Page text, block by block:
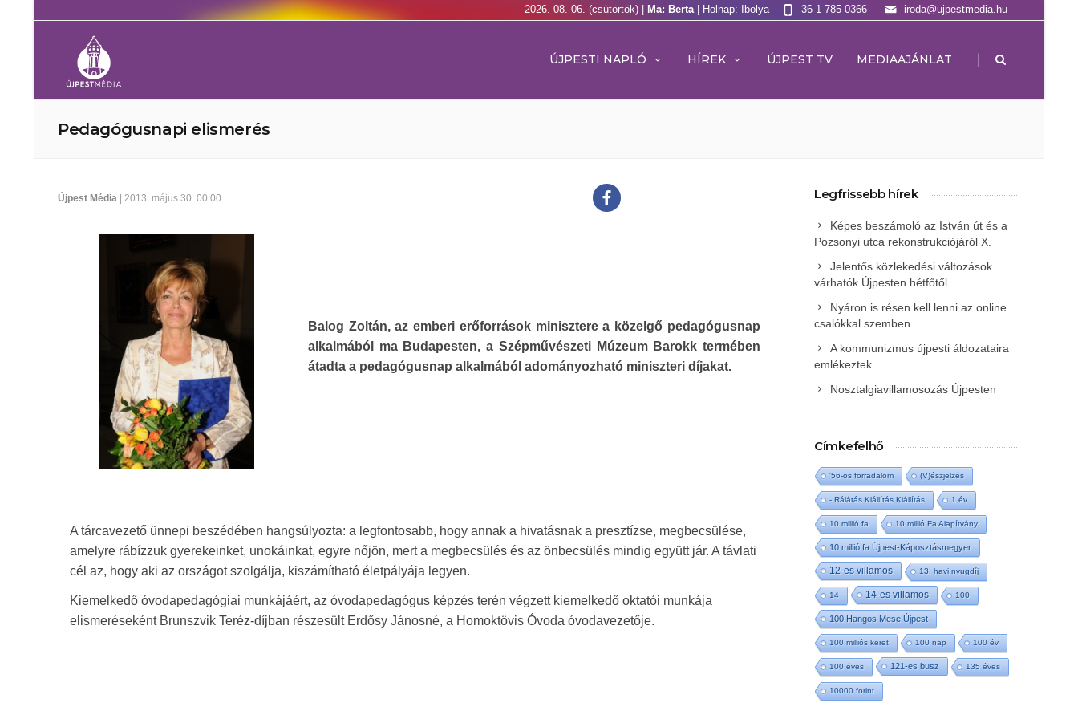
2026. 08. 06. (csütörtök) | Ma: Berta | Holnap: Ibolya iroda@ujpestmedia.hu
36-1-785-0366
ÚJPESTI NAPLÓ HÍREK ÚJPEST TV MEDIAAJÁNLAT |
Pedagógusnapi elismerés
Újpest Média | 2013. május 30. 00:00
Balog Zoltán, az emberi erőforrások minisztere a közelgő pedagógusnap
alkalmából ma Budapesten, a Szépművészeti Múzeum Barokk termében
átadta a pedagógusnap alkalmából adományozható miniszteri díjakat.
A tárcavezető ünnepi beszédében hangsúlyozta: a legfontosabb, hogy annak a hivatásnak a presztízse, megbecsülése,
amelyre rábízzuk gyerekeinket, unokáinkat, egyre nőjön, mert a megbecsülés és az önbecsülés mindig együtt jár. A távlati
cél az, hogy aki az országot szolgálja, kiszámítható életpályája legyen.
Kiemelkedő óvodapedagógiai munkájáért, az óvodapedagógus képzés terén végzett kiemelkedő oktatói munkája
elismeréseként Brunszvik Teréz-díjban részesült Erdősy Jánosné, a Homoktövis Óvoda óvodavezetője.
Legfrissebb hírek
Képes beszámoló az István út és a
Pozsonyi utca rekonstrukciójáról X.
Jelentős közlekedési változások
várhatók Újpesten hétfőtől
Nyáron is résen kell lenni az online
csalókkal szemben
A kommunizmus újpesti áldozataira
emlékeztek
Nosztalgiavillamosozás Újpesten
Címkefelhő
'56-os forradalom (V)észjelzés
- Rálátás Kiállítás Kiállítás 1 év
10 millió fa 10 millió Fa Alapítvány
10 millió fa Újpest-Káposztásmegyer
12-es villamos 13. havi nyugdíj
14 14-es villamos 100
100 Hangos Mese Újpest
100 milliós keret 100 nap 100 év
100 éves 121-es busz 135 éves
10000 forint